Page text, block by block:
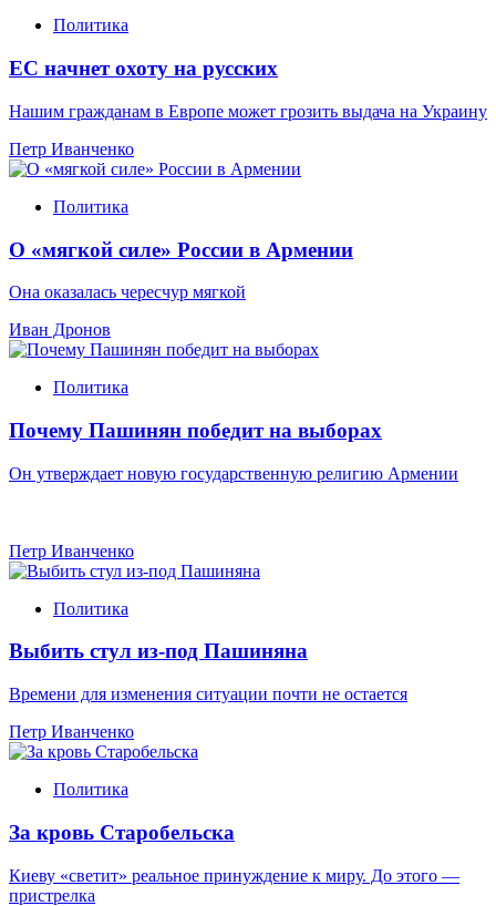
Политика
ЕС начнет охоту на русских
Нашим гражданам в Европе может грозить выдача на Украину
Петр Иванченко
Политика
О «мягкой силе» России в Армении
Она оказалась чересчур мягкой
Иван Дронов
Политика
Почему Пашинян победит на выборах
Он утверждает новую государственную религию Армении
Петр Иванченко
Политика
Выбить стул из-под Пашиняна
Времени для изменения ситуации почти не остается
Петр Иванченко
Политика
За кровь Старобельска
Киеву «светит» реальное принуждение к миру. До этого —
пристрелка